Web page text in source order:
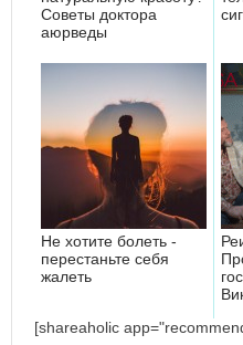
Советы доктора
аюрведы
Не хотите болеть -
перестаньте себя
жалеть
[shareaholic